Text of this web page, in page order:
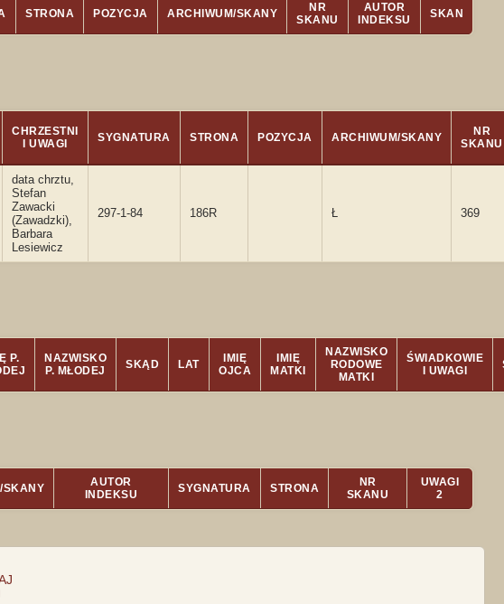
STRONA POZYCJA ARCHIWUM/SKANY
NR
SKANU
AUTOR
INDEKSU
SKAN
CHRZESTNI
I UWAGI
SYGNATURA STRONA POZYCJA ARCHIWUM/SKANY
NR
SKANU
data chrztu,
Stefan
Zawacki
(Zawadzki),
Barbara
Lesiewicz
297-1-84 186R Ł 369
P.
NAZWISKO
P. MŁODEJ
SKĄD LAT
IMIĘ
OJCA
IMIĘ
MATKI
NAZWISKO
RODOWE
MATKI
ŚWIADKOWIE
I UWAGI
SKANY
AUTOR
INDEKSU
SYGNATURA STRONA
NR
SKANU
UWAGI
2